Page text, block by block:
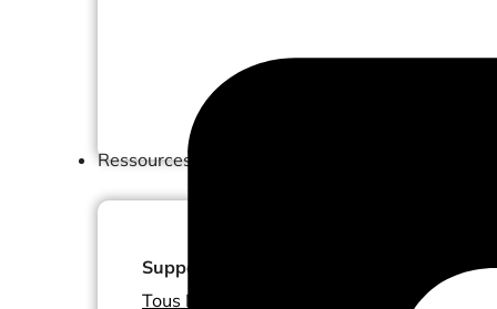
Ressources
Support
Tous Nos Canaux de Support